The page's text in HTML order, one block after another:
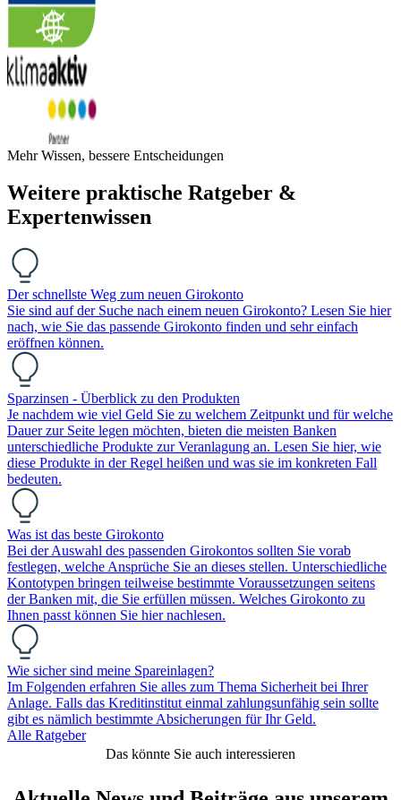
Mehr Wissen, bessere Entscheidungen
Weitere praktische Ratgeber &
Expertenwissen
Der schnellste Weg zum neuen Girokonto
Sie sind auf der Suche nach einem neuen Girokonto? Lesen Sie hier
nach, wie Sie das passende Girokonto finden und sehr einfach
eröffnen können.
Sparzinsen - Überblick zu den Produkten
Je nachdem wie viel Geld Sie zu welchem Zeitpunkt und für welche
Dauer zur Seite legen möchten, bieten die meisten Banken
unterschiedliche Produkte zur Veranlagung an. Lesen Sie hier, wie
diese Produkte in der Regel heißen und was sie im konkreten Fall
bedeuten.
Was ist das beste Girokonto
Bei der Auswahl des passenden Girokontos sollten Sie vorab
festlegen, welche Ansprüche Sie an dieses stellen. Unterschiedliche
Kontotypen bringen teilweise bestimmte Voraussetzungen seitens
der Banken mit, die Sie erfüllen müssen. Welches Girokonto zu
Ihnen passt können Sie hier nachlesen.
Wie sicher sind meine Spareinlagen?
Im Folgenden erfahren Sie alles zum Thema Sicherheit bei Ihrer
Anlage. Falls das Kreditinstitut einmal zahlungsunfähig sein sollte
gibt es nämlich bestimmte Absicherungen für Ihr Geld.
Alle Ratgeber
Das könnte Sie auch interessieren